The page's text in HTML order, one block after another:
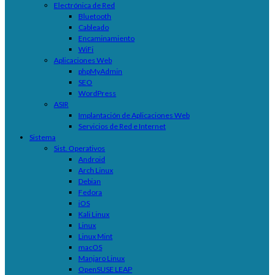
Electrónica de Red
Bluetooth
Cableado
Encaminamiento
WiFi
Aplicaciones Web
phpMyAdmin
SEO
WordPress
ASIR
Implantación de Aplicaciones Web
Servicios de Red e Internet
Sistema
Sist. Operativos
Android
Arch Linux
Debian
Fedora
iOS
Kali Linux
Linux
Linux Mint
macOS
Manjaro Linux
OpenSUSE LEAP